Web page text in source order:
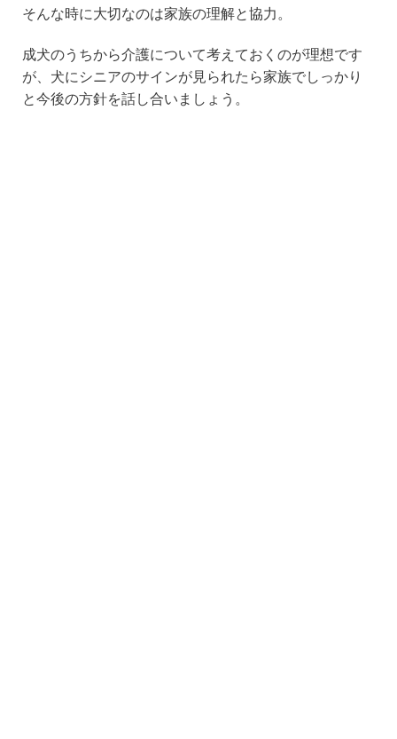
そんな時に大切なのは家族の理解と協力。
成犬のうちから介護について考えておくのが理想です
が、犬にシニアのサインが見られたら家族でしっかり
と今後の方針を話し合いましょう。